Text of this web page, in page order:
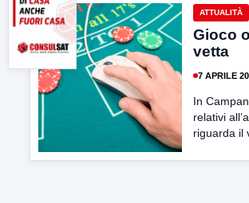
ATTUALITÀ
Gioco
vetta
7 APRILE
In
relativi
riguarda il